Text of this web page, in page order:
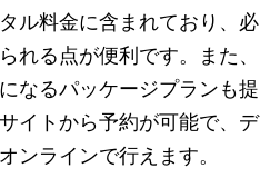
ル料金に含まれており、必
れる点が便利です。また、
なるパッケージプランも提
イトから予約が可能で、デ
ンラインで行えます。